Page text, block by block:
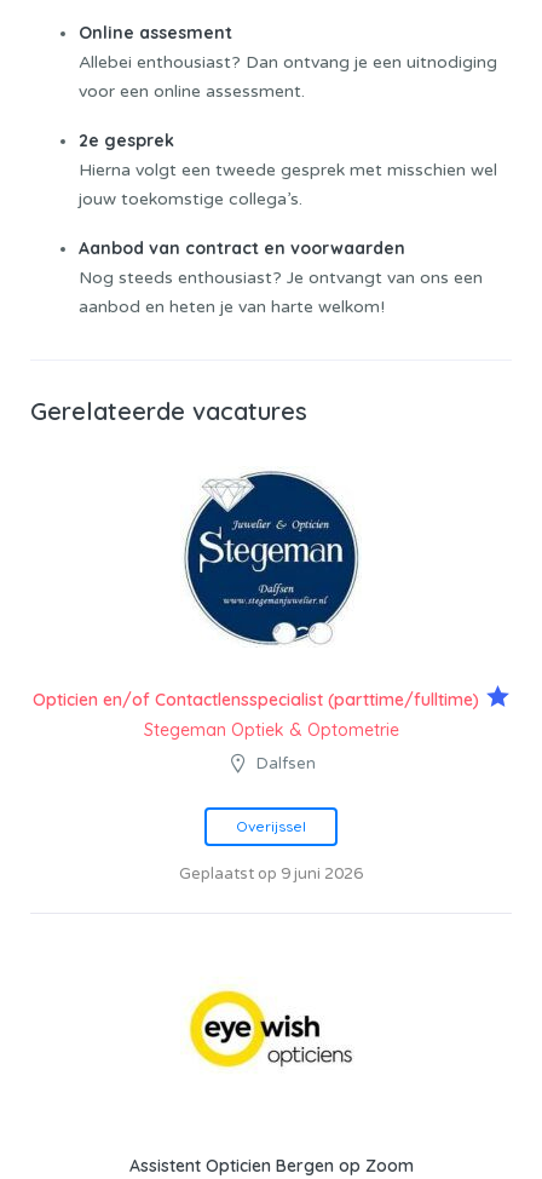
Online assesment
Allebei enthousiast? Dan ontvang je een uitnodiging
voor een online assessment.
2e gesprek
Hierna volgt een tweede gesprek met misschien wel
jouw toekomstige collega’s.
Aanbod van contract en voorwaarden
Nog steeds enthousiast? Je ontvangt van ons een
aanbod en heten je van harte welkom!
Gerelateerde vacatures
Opticien en/of Contactlensspecialist (parttime/fulltime)
Stegeman Optiek & Optometrie
Dalfsen
Overijssel
Geplaatst op 9 juni 2026
Assistent Opticien Bergen op Zoom